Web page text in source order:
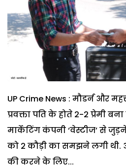
UP Crime News : मौडर्न और
प्रवक्ता पति के होते 2-2 प्रेमी
मार्केटिंग कंपनी ‘वेस्टीज’ से
को 2 कौड़ी का समझने लगी
की करने के लिए...